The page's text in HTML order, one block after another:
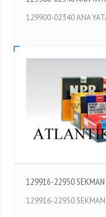
129900-02340 ANA
129916-22950 SEKMAN
129916-22950 SEKMAN